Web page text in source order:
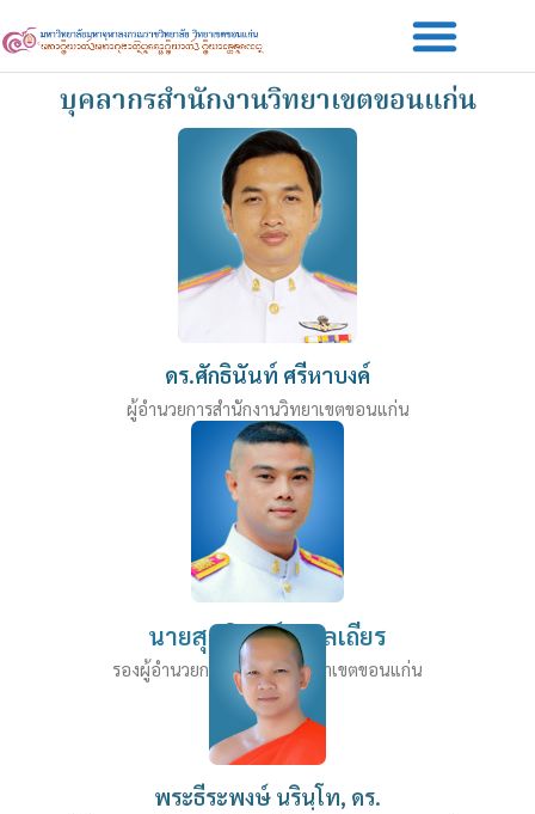
to
content
บุคลากรสำนักงานวิทยาเขตขอนแก่น
ดร.ศักธินันท์ ศรีหาบงค์
ผู้อำนวยการสำนักงานวิทยาเขตขอนแก่น
นายสุทธิพงษ์ อุพลเถียร
รองผู้อำนวยการสำนักงานวิทยาเขตขอนแก่น
พระธีระพงษ์ นรินฺโท, ดร.